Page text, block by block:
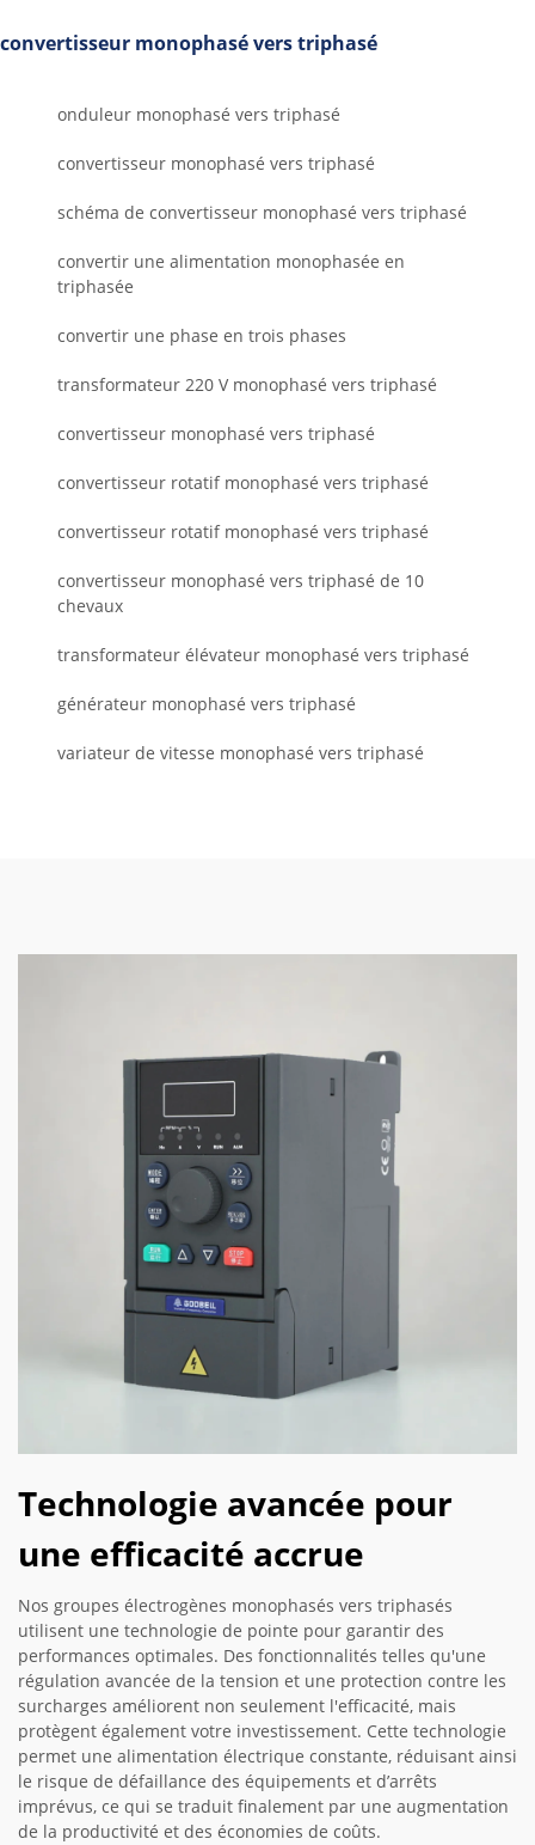
convertisseur monophasé vers triphasé
onduleur monophasé vers triphasé
convertisseur monophasé vers triphasé
schéma de convertisseur monophasé vers triphasé
convertir une alimentation monophasée en
triphasée
convertir une phase en trois phases
transformateur 220 V monophasé vers triphasé
convertisseur monophasé vers triphasé
convertisseur rotatif monophasé vers triphasé
convertisseur rotatif monophasé vers triphasé
convertisseur monophasé vers triphasé de 10
chevaux
transformateur élévateur monophasé vers triphasé
générateur monophasé vers triphasé
variateur de vitesse monophasé vers triphasé
Technologie avancée pour
une efficacité accrue
Nos groupes électrogènes monophasés vers triphasés
utilisent une technologie de pointe pour garantir des
performances optimales. Des fonctionnalités telles qu'une
régulation avancée de la tension et une protection contre les
surcharges améliorent non seulement l'efficacité, mais
protègent également votre investissement. Cette technologie
permet une alimentation électrique constante, réduisant ainsi
le risque de défaillance des équipements et d’arrêts
imprévus, ce qui se traduit finalement par une augmentation
de la productivité et des économies de coûts.